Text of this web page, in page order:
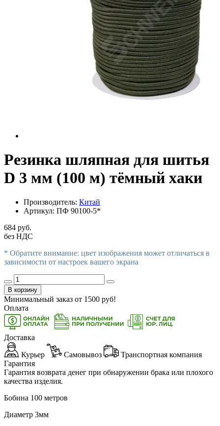
Резинка шляпная для шитья
D 3 мм (100 м) тёмный хаки
Производитель: Китай
Артикул: ПФ 90100-5*
684 руб.
без НДС
* Обратите внимание: цвет изображения может отличаться в
зависимости от настроек вашего экрана
В корзину
Минимальный заказ от 1500 руб!
Оплата
Доставка
Курьер Самовывоз
Транспортная компания
Гарантия
Гарантия возврата денег при обнаружении брака или плохого
качества изделия.
Бобина 100 метров
Диаметр 3мм